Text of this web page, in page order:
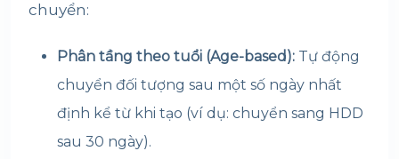
chuyển:
Phân tầng theo tuổi (Age-based): Tự động
chuyển đối tượng sau một số ngày nhất
định kể từ khi tạo (ví dụ: chuyển sang HDD
sau 30 ngày).